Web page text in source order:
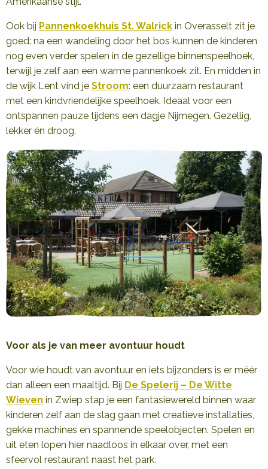
Ook bij Pannenkoekhuis St. Walrick in Overasselt zit je
goed: na een wandeling door het bos kunnen de kinderen
nog even verder spelen in de gezellige binnenspeelhoek,
terwijl je zelf aan een warme pannenkoek zit. En midden in
de wijk Lent vind je Stroom: een duurzaam restaurant
met een kindvriendelijke speelhoek. Ideaal voor een
ontspannen pauze tijdens een dagje Nijmegen. Gezellig,
lekker én droog.
Voor als je van meer avontuur houdt
Voor wie houdt van avontuur en iets bijzonders is er méér
dan alleen een maaltijd. Bij De Spelerij – De Witte
Wieven in Zwiep stap je een fantasiewereld binnen waar
kinderen zelf aan de slag gaan met creatieve installaties,
gekke machines en spannende speelobjecten. Spelen en
uit eten lopen hier naadloos in elkaar over, met een
sfeervol restaurant naast het park.